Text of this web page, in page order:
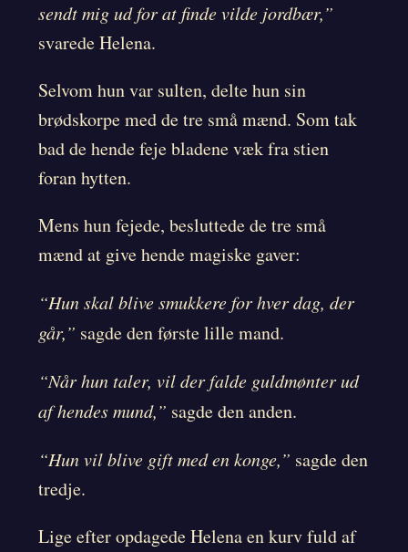
sendt mig ud for at finde vilde jordbær,”
svarede Helena.
Selvom hun var sulten, delte hun sin
brødskorpe med de tre små mænd. Som tak
bad de hende feje bladene væk fra stien
foran hytten.
Mens hun fejede, besluttede de tre små
mænd at give hende magiske gaver:
“Hun skal blive smukkere for hver dag, der
går,” sagde den første lille mand.
“Når hun taler, vil der falde guldmønter ud
af hendes mund,” sagde den anden.
“Hun vil blive gift med en konge,” sagde den
tredje.
Lige efter opdagede Helena en kurv fuld af